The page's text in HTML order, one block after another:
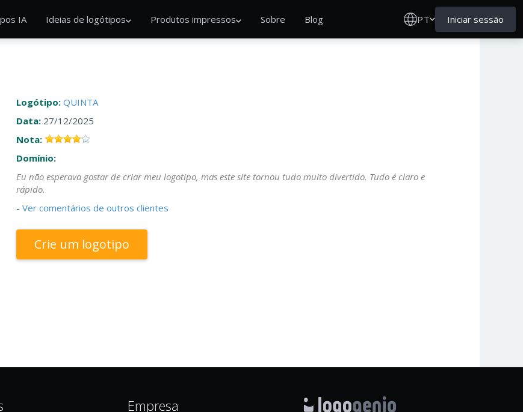
IA Ideias de logótipos Produtos impressos Sobre Blog PT Iniciar sessão
Logótipo: QUINTA
Data: 27/12/2025
Nota:
Domínio:
Eu não esperava gostar de criar meu logotipo, mas este site tornou tudo muito divertido. Tudo é claro e
rápido.
- Ver comentários de outros clientes
Crie um logotipo
Empresa